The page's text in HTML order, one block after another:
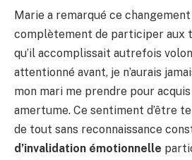
Marie a remarqué ce changement
complètement de participer aux
qu’il accomplissait autrefois
attentionné avant, je n’aurais
mon mari me prendre pour
amertume. Ce sentiment d’être
de tout sans reconnaissance
d’invalidation émotionnelle